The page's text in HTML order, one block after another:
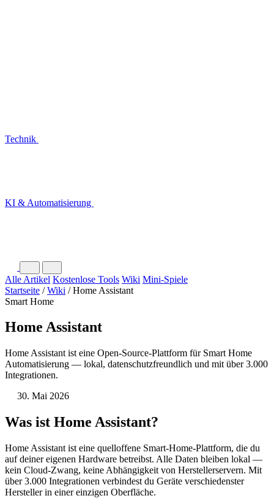
Technik
KI & Automatisierung
Alle Artikel Kostenlose Tools Wiki Mini-Spiele
Startseite / Wiki / Home Assistant
Smart Home
Home Assistant
Home Assistant ist eine Open-Source-Plattform für Smart Home
Automatisierung — lokal, datenschutzfreundlich und mit über 3.000
Integrationen.
30. Mai 2026
Was ist Home Assistant?
Home Assistant ist eine quelloffene Smart-Home-Plattform, die du
auf deiner eigenen Hardware betreibst. Alle Daten bleiben lokal —
kein Cloud-Zwang, keine Abhängigkeit von Herstellerservern. Mit
über 3.000 Integrationen verbindest du Geräte verschiedenster
Hersteller in einer einzigen Oberfläche.